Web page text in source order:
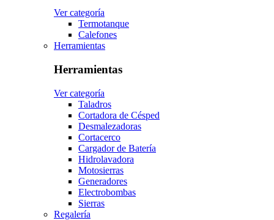
Ver categoría
Termotanque
Calefones
Herramientas
Herramientas
Ver categoría
Taladros
Cortadora de Césped
Desmalezadoras
Cortacerco
Cargador de Batería
Hidrolavadora
Motosierras
Generadores
Electrobombas
Sierras
Regalería